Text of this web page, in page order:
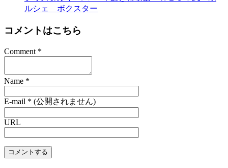
ルシェ ボクスター
コメントはこちら
Comment *
Name *
E-mail * (公開されません)
URL